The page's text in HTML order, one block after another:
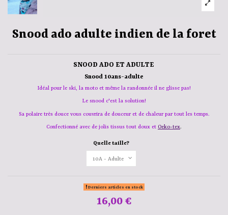
Snood ado adulte indien de la foret
SNOOD ADO ET ADULTE
Snood 10ans-adulte
Idéal pour le ski, la moto et même la randonnée il ne glisse pas!
Le snood c'est la solution!
Sa polaire très douce vous couvrira de douceur et de chaleur par tout les temps.
Confectionné avec de jolis tissus tout doux et Oeko-tex.
Quelle taille?
Derniers articles en stock
16,00 €